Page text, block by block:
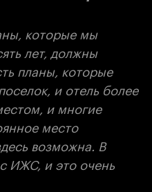
которые мы
лет, должны
планы, которые
и отель более
и многие
место
возможна. В
ИЖС, и это очень